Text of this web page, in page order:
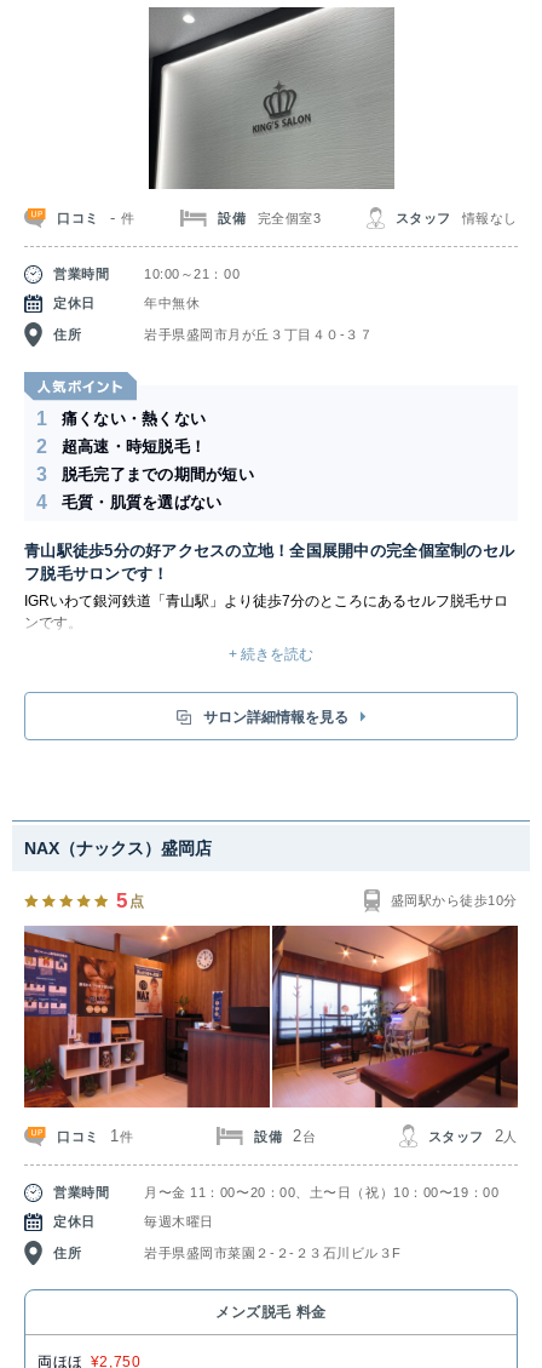
口コミ -件 設備 完全個室3 スタッフ 情報なし
営業時間
10:00～21：00
定休日
年中無休
住所 岩手県盛岡市月が丘３丁目４０-３７
1 痛くない・熱くない
2 超高速・時短脱毛！
3 脱毛完了までの期間が短い
4 毛質・肌質を選ばない
青山駅徒歩5分の好アクセスの立地！全国展開中の完全個室制のセル
フ脱毛サロンです！
IGRいわて銀河鉄道「青山駅」より徒歩7分のところにあるセルフ脱毛サロ
ンです。
キングスサロンは、お客様ご自身で脱毛機を使って好きな部分を好きなだけ
脱毛していただく、完全セルフサービスのサロンです。完全個室でムダ毛を
他人に見られることもなく、お客様のお好みのデザイン脱毛を楽しめます。
メンズ脱毛の料金は、部分脱毛【20分￥3,500】／全身脱毛【50分
をシェアして背中など届かない箇所のケアも可能です。
+ 続きを読む
サロン詳細情報を見る
NAX（ナックス）盛岡店
5 点 盛岡駅から徒歩10分
口コミ 1件 設備 2台 スタッフ 2 人
営業時間
月〜金 11：00〜20：00、土〜日（祝）10：00〜19：00
定休日
毎週木曜日
住所 岩手県盛岡市菜園２-２-２３石川ビル３F
メンズ脱毛 料金
両ほほ ¥2,750